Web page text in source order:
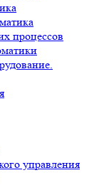
процессов
управления